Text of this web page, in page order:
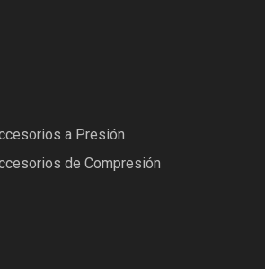
a Presión
de Compresión